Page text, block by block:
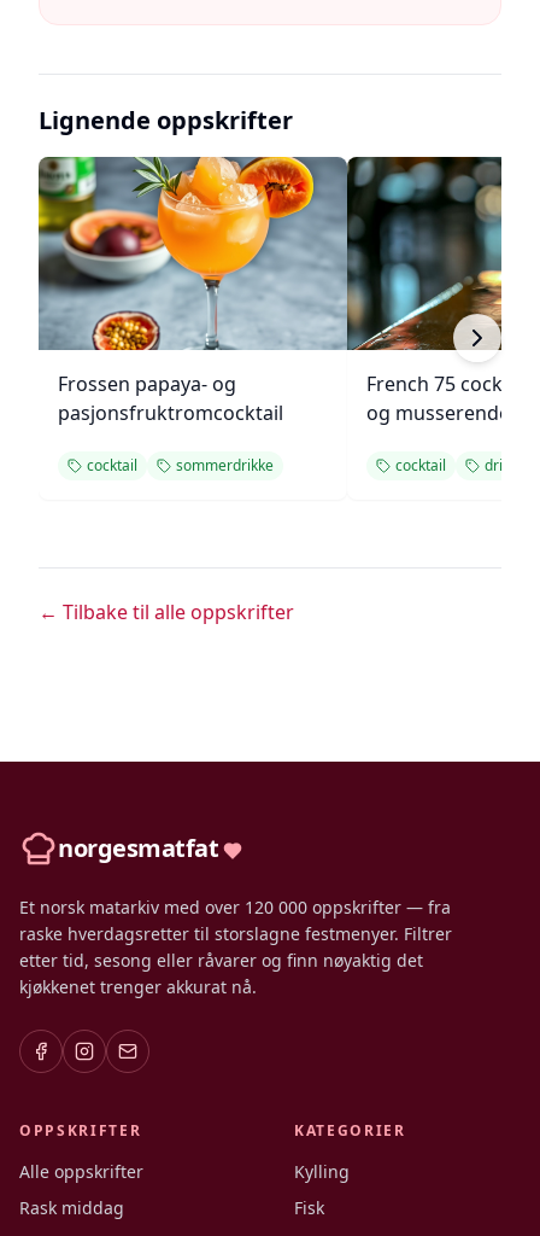
Lignende oppskrifter
Frossen papaya- og
pasjonsfruktromcocktail
cocktail sommerdrikke
French 75 cocktail
og musserende vin
cocktail drink
← Tilbake til alle oppskrifter
norgesmatfat
Et norsk matarkiv med over 120 000 oppskrifter — fra
raske hverdagsretter til storslagne festmenyer. Filtrer
etter tid, sesong eller råvarer og finn nøyaktig det
kjøkkenet trenger akkurat nå.
OPPSKRIFTER
Alle oppskrifter
Rask middag
KATEGORIER
Kylling
Fisk